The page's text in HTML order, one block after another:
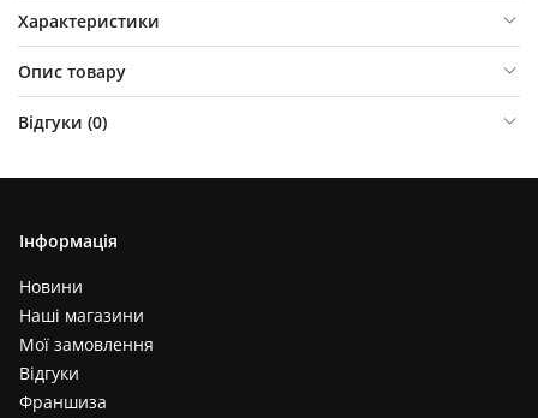
Характеристики
Опис товару
Відгуки (0)
Інформація
Новини
Наші магазини
Мої замовлення
Відгуки
Франшиза